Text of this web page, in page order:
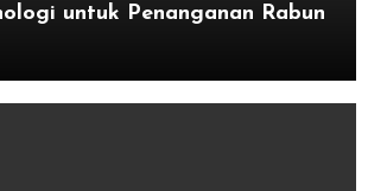
untuk Penanganan Rabun